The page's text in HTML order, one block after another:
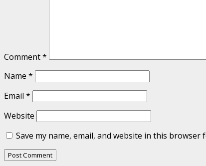
Comment*
Name *
Email *
Website
Save my name, email, and website in this